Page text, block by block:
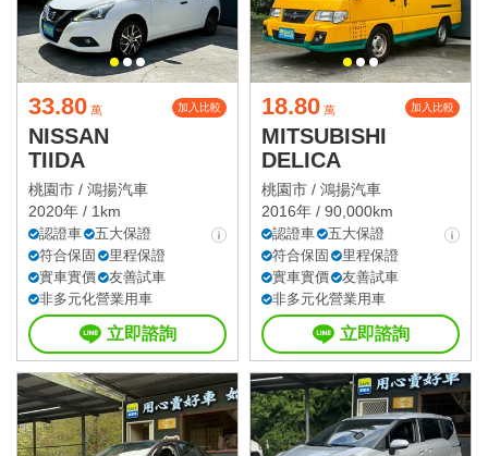
國定假日營業時間請洽店家確認
33.80 萬 加入比較
NISSAN
TIIDA
桃園市 / 鴻揚汽車
2020年 / 1km
認證車
五大保證
符合保固
里程保證
實車實價
友善試車
非多元化營業用車
立即諮詢
18.80 萬 加入比較
MITSUBISHI
DELICA
桃園市 / 鴻揚汽車
2016年 / 90,000km
認證車
五大保證
符合保固
里程保證
實車實價
友善試車
非多元化營業用車
立即諮詢